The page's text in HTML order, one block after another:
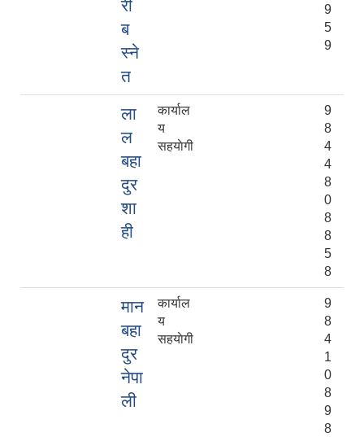
री
ब
स्ने
त
9
5
9
ला
ल
बहा
दुर
शा
ही
कार्याल
य
सहयाेगी
9
8
4
4
8
0
8
8
5
8
मान
बहा
दुर
नेपा
ली
कार्याल
य
सहयाेगी
9
8
4
1
0
8
9
8